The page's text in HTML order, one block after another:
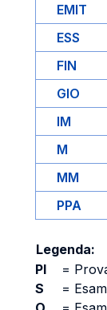
EMIT
ESS
FIN
GIO
IM
M
MM
PPA
Legenda:
PI
=
S
=